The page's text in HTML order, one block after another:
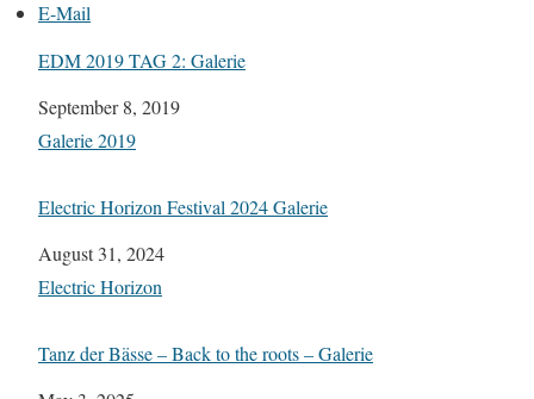
E-Mail
EDM 2019 TAG 2: Galerie
Datum
September 8, 2019
In Bezug auf
Galerie 2019
Electric Horizon Festival 2024 Galerie
Datum
August 31, 2024
In Bezug auf
Electric Horizon
Tanz der Bässe – Back to the roots – Galerie